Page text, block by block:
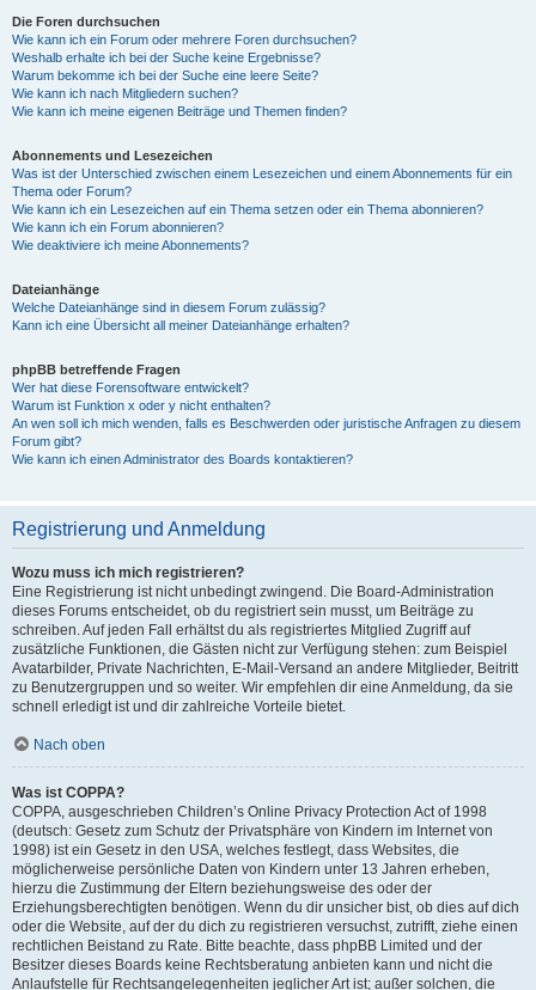
Die Foren durchsuchen
Wie kann ich ein Forum oder mehrere Foren durchsuchen?
Weshalb erhalte ich bei der Suche keine Ergebnisse?
Warum bekomme ich bei der Suche eine leere Seite?
Wie kann ich nach Mitgliedern suchen?
Wie kann ich meine eigenen Beiträge und Themen finden?
Abonnements und Lesezeichen
Was ist der Unterschied zwischen einem Lesezeichen und einem Abonnements für ein
Thema oder Forum?
Wie kann ich ein Lesezeichen auf ein Thema setzen oder ein Thema abonnieren?
Wie kann ich ein Forum abonnieren?
Wie deaktiviere ich meine Abonnements?
Dateianhänge
Welche Dateianhänge sind in diesem Forum zulässig?
Kann ich eine Übersicht all meiner Dateianhänge erhalten?
phpBB betreffende Fragen
Wer hat diese Forensoftware entwickelt?
Warum ist Funktion x oder y nicht enthalten?
An wen soll ich mich wenden, falls es Beschwerden oder juristische Anfragen zu diesem
Forum gibt?
Wie kann ich einen Administrator des Boards kontaktieren?
Registrierung und Anmeldung
Wozu muss ich mich registrieren?
Eine Registrierung ist nicht unbedingt zwingend. Die Board-Administration
dieses Forums entscheidet, ob du registriert sein musst, um Beiträge zu
schreiben. Auf jeden Fall erhältst du als registriertes Mitglied Zugriff auf
zusätzliche Funktionen, die Gästen nicht zur Verfügung stehen: zum Beispiel
Avatarbilder, Private Nachrichten, E-Mail-Versand an andere Mitglieder, Beitritt
zu Benutzergruppen und so weiter. Wir empfehlen dir eine Anmeldung, da sie
schnell erledigt ist und dir zahlreiche Vorteile bietet.
Nach oben
Was ist COPPA?
COPPA, ausgeschrieben Children’s Online Privacy Protection Act of 1998
(deutsch: Gesetz zum Schutz der Privatsphäre von Kindern im Internet von
1998) ist ein Gesetz in den USA, welches festlegt, dass Websites, die
möglicherweise persönliche Daten von Kindern unter 13 Jahren erheben,
hierzu die Zustimmung der Eltern beziehungsweise des oder der
Erziehungsberechtigten benötigen. Wenn du dir unsicher bist, ob dies auf dich
oder die Website, auf der du dich zu registrieren versuchst, zutrifft, ziehe einen
rechtlichen Beistand zu Rate. Bitte beachte, dass phpBB Limited und der
Besitzer dieses Boards keine Rechtsberatung anbieten kann und nicht die
Anlaufstelle für Rechtsangelegenheiten jeglicher Art ist; außer solchen, die